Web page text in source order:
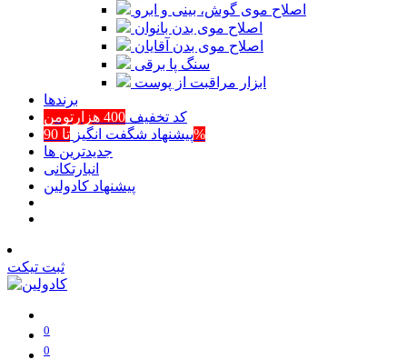
اصلاح موی گوش، بینی و ابرو
اصلاح موی بدن بانوان
اصلاح موی بدن آقایان
سنگ پا برقی
ابزار مراقبت از پوست
برند‌ها
کد تخفیف 400 هزارتومن
پیشنهاد شگفت انگیزتا 90%
جدیدترین ها
انبارتکانی
پیشنهاد کادولین
ثبت تیکت
0
0